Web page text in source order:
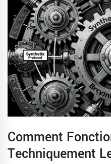
Comment
Techniquement